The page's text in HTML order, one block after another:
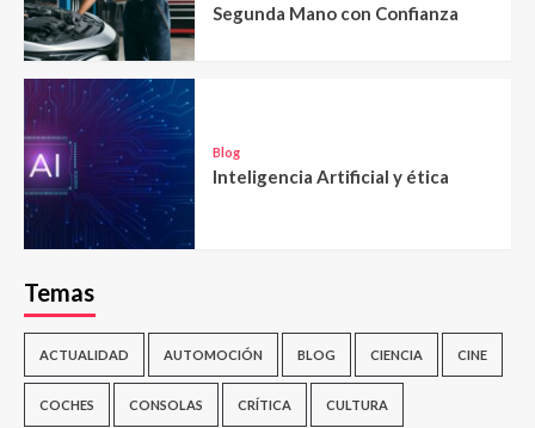
Segunda Mano con Confianza
Blog
Inteligencia Artificial y ética
Temas
ACTUALIDAD AUTOMOCIÓN BLOG CIENCIA CINE
COCHES CONSOLAS CRÍTICA CULTURA